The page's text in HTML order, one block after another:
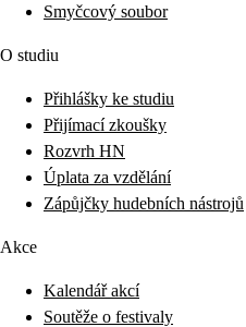
Smyčcový soubor
O studiu
Přihlášky ke studiu
Přijímací zkoušky
Rozvrh HN
Úplata za vzdělání
Zápůjčky hudebních nástrojů
Akce
Kalendář akcí
Soutěže o festivaly